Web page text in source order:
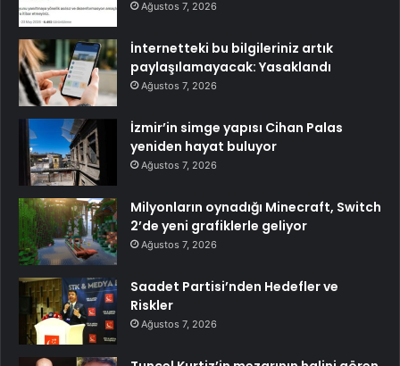
Ağustos 7, 2026
İnternetteki bu bilgileriniz artık
paylaşılamayacak: Yasaklandı
Ağustos 7, 2026
İzmir’in simge yapısı Cihan Palas
yeniden hayat buluyor
Ağustos 7, 2026
Milyonların oynadığı Minecraft, Switch
2’de yeni grafiklerle geliyor
Ağustos 7, 2026
Saadet Partisi’nden Hedefler ve
Riskler
Ağustos 7, 2026